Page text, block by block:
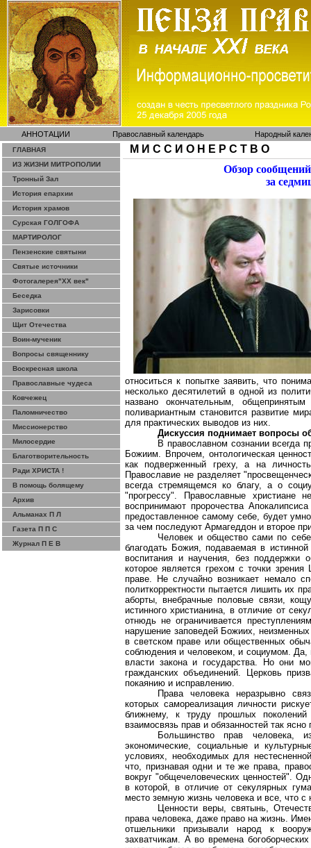
АННОТАЦИИ Православный календарь Народный
ГЛАВНАЯ
ИЗ ЖИЗНИ МИТРОПОЛИИ
Тронный Зал
История епархии
История храмов
Сурская ГОЛГОФА
МАРТИРОЛОГ
Пензенские святыни
Святые источники
Фотогалерея"ХХ век"
Беседка
Зарисовки
Щит Отечества
Воин-мученик
Вопросы священнику
Воскресная школа
Православные чудеса
Ковчежец
Паломничество
Миссионерство
Милосердие
Благотворительность
Ради ХРИСТА !
В помощь болящему
Архив
Альманах П Л
Газета П П С
Журнал П Е В
М И С С И О Н Е Р С Т В О
Обзор
за
относиться к попытке заявить, что
несколько десятилетий в одной из
названо окончательным,
поливариантным становится развитие
для практических выводов из них.
Дискуссия поднимает вопросы
В православном сознании всегда
Божиим. Впрочем, онтологическая
как подверженный греху, а на
Православие не разделяет
всегда стремящемся коблагу, а о
"прогрессу". Православные христиане
воспринимают пророчества
предоставленное самому себе, будет
за чем последуют Армагеддон и второе
Человек и общество сами по
благодать Божия, подаваемая в
воспитания и научения, без поддержки
которое является грехом с точки
праве. Не случайно возникает немало
политкорректности пытается лишить их
аборты, внебрачные половые связи,
истинного христианина, в отличие от
отнюдь не ограничивается
нарушение заповедей Божиих, неизменных
в светском праве или общественных
соблюдения и человеком, и социумом. Да,
власти закона и государства. Но они
гражданских объединений. Церковь
покаянию и исправлению.
Права человека неразрывно
которых самореализация личности
ближнему, к труду прошлых
взаимосвязь прав и обязанностей так
Большинство прав человека,
экономические, социальные и
условиях, необходимых для
что, признавая одни и те же права,
вокруг "общечеловеческих ценностей".
в которой, в отличие от секулярных
место земную жизнь человека и все, что с
Ценности веры, святынь,
права человека, даже право на жизнь.
отшельники призывали народ к
захватчикам. А во времена